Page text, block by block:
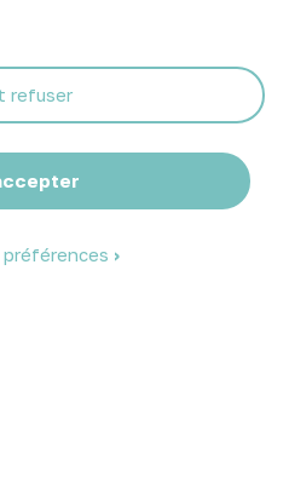
refuser
préférences
vous
- Tous droits réservés